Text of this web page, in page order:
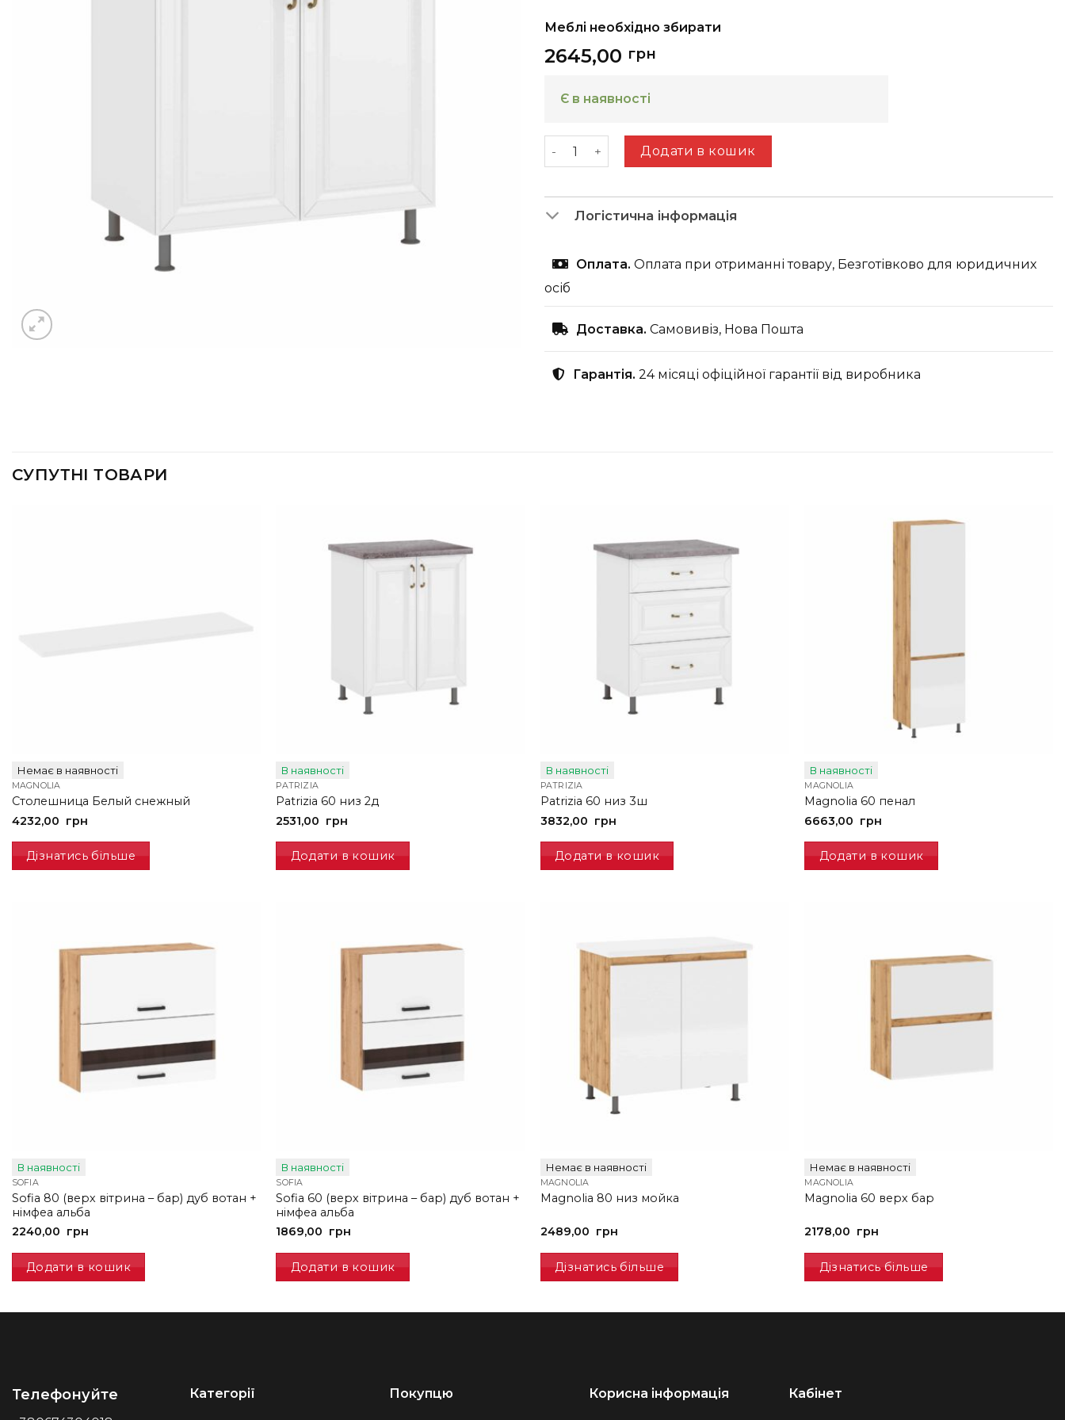
Меблі необхідно збирати
2645,00 грн
Є в наявності
Patrizia 80 низ мойка кількість
Додати в кошик
Логістична інформація
Оплата. Оплата при отриманні товару, Безготівково для юридичних
осіб
Доставка. Самовивіз, Нова Пошта
Гарантія. 24 місяці офіційної гарантії від виробника
СУПУТНІ ТОВАРИ
Немає в наявності
MAGNOLIA
Столешница Белый снежный
4232,00 грн
Дізнатись більше
В наявності
PATRIZIA
Patrizia 60 низ 2д
2531,00 грн
Додати в кошик
В наявності
PATRIZIA
Patrizia 60 низ 3ш
3832,00 грн
Додати в кошик
В наявності
MAGNOLIA
Magnolia 60 пенал
6663,00 грн
Додати в кошик
В наявності
SOFIA
Sofia 80 (верх вітрина – бар) дуб вотан +
німфеа альба
2240,00 грн
Додати в кошик
В наявності
SOFIA
Sofia 60 (верх вітрина – бар) дуб вотан +
німфеа альба
1869,00 грн
Додати в кошик
Немає в наявності
MAGNOLIA
Magnolia 80 низ мойка
2489,00 грн
Дізнатись більше
Немає в наявності
MAGNOLIA
Magnolia 60 верх бар
2178,00 грн
Дізнатись більше
Телефонуйте Категорії Покупцю Корисна інформація Кабінет